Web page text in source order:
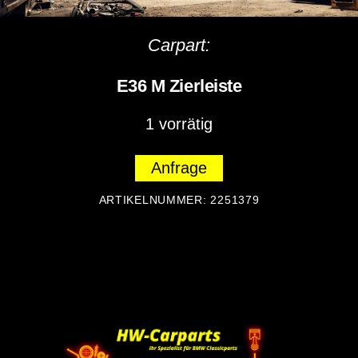
Carpart:
E36 M Zierleiste
1 vorrätig
Anfrage
ARTIKELNUMMER: 2251379